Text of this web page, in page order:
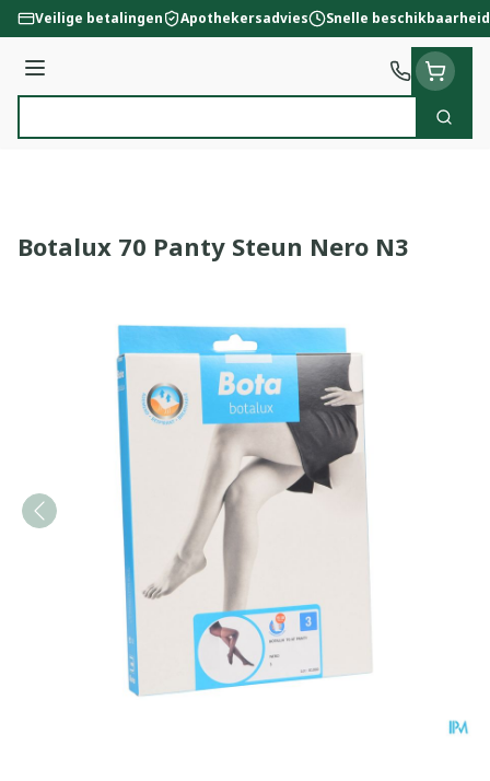
Ga naar de inhoud
Veilige betalingen Apothekersadvies Snelle beschikbaarheid
Menu
Zoek
Botalux 70 Panty Steun Nero N3